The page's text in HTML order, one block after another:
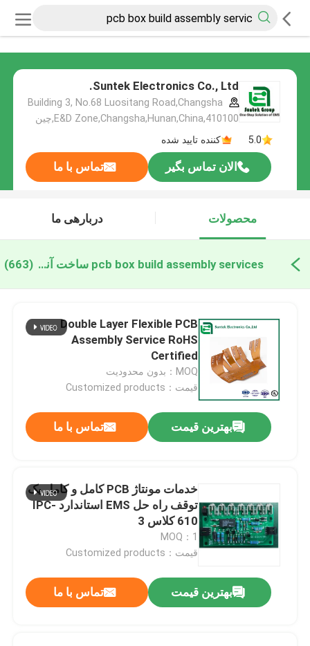
Suntek Electronics Co., Ltd.
Building 3, No.68 Luositang Road,Changsha
E&D Zone,Changsha,Hunan,China,410100,چین
5.0
کننده تایید شده
الان تماس بگیر تماس با ما
محصولات دربارهی ما
pcb box build assembly services ساخت آنلاین (663)
Double Layer Flexible PCB
Assembly Service RoHS
Certified
MOQ：بدون محدودیت
قیمت：Customized products
بهترین قیمت تماس با ما
خدمات مونتاژ PCB کامل و کامل یک
توقف راه حل EMS استاندارد IPC-
610 کلاس 3
MOQ：1
قیمت：Customized products
بهترین قیمت تماس با ما